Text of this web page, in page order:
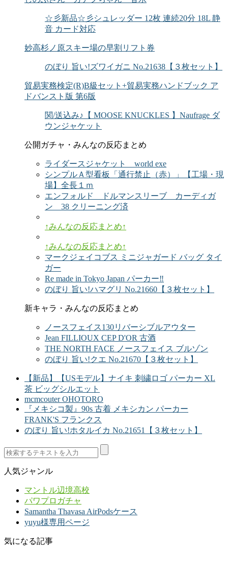
☆彡新品☆彡シュレッダー 12枚 連続20分 18L 静
音 カード対応
妙高杉ノ原スキー場の早割リフト券
のぼり 旨い!ズワイガニ No.21638【３枚セット】
貿易実務検定(R)B級セット+貿易実務ハンドブック ア
ドバンスト版 第6版
関/送込み♪【 MOOSE KNUCKLES 】Naufrage ダ
ウンジャケット
公開ガチャ・みんなの反応まとめ
ライダースジャケット world exe
シンプルＡ型看板「通行禁止（赤）」【工場・現
場】全長１ｍ
エンフォルド ドルマンスリーブ カーディガ
ン 38 クリーニング済
↑みんなの反応まとめ↑
↑みんなの反応まとめ↑
マークジェイコブス ミニジャガード バッグ タイ
ガー
Re made in Tokyo Japan パーカー‼️
のぼり 旨い!ハマグリ No.21660【３枚セット】
新キャラ・みんなの反応まとめ
ノースフェイス130リバーシブルアウター
Jean FILLIOUX CEP D'OR 古酒
THE NORTH FACE ノースフェイス ブルゾン
のぼり 旨い!クエ No.21670【３枚セット】
【新品】【USモデル】ナイキ 刺繍ロゴ パーカー XL
茶 ビッグシルエット
mcmcouter OHOTORO
『メキシコ製』90s 古着 メキシカン パーカー
FRANK'S フランクス
のぼり 旨い!ホタルイカ No.21651【３枚セット】
人気ジャンル
マントル辺境高校
パワプロガチャ
Samantha Thavasa AirPodsケース
yuyu様専用ページ
気になる記事